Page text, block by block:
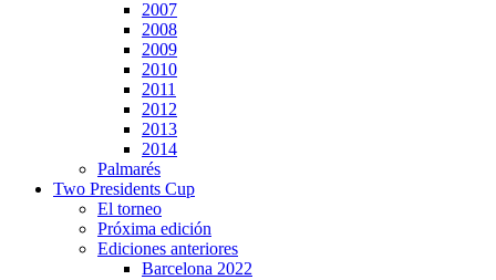
2007
2008
2009
2010
2011
2012
2013
2014
Palmarés
Two Presidents Cup
El torneo
Próxima edición
Ediciones anteriores
Barcelona 2022